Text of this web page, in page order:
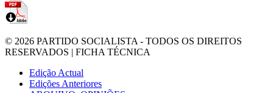
© 2026 PARTIDO SOCIALISTA - TODOS OS DIREITOS
RESERVADOS | FICHA TÉCNICA
Edição Actual
Edições Anteriores